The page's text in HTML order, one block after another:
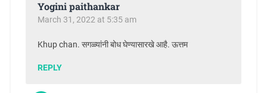
Yogini paithankar
March 31, 2022 at 5:35 am
Khup chan. सगळ्यांनी बोध घेण्यासारखे आहै. ऊत्तम
REPLY